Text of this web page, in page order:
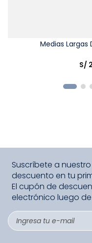
Medias Largas
S/
Suscríbete a
descuento en tu
El cupón de
electrónico luego